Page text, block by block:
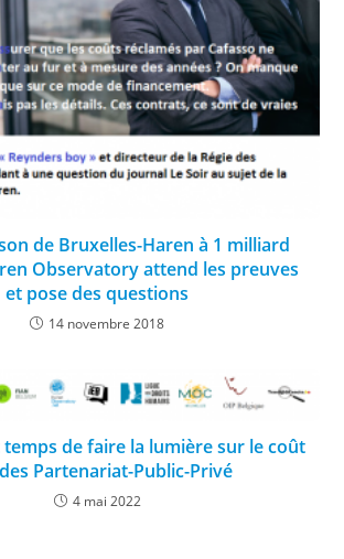
de Bruxelles-Haren à 1 milliard
Observatory attend les preuves
et pose des questions
14 novembre 2018
temps de faire la lumière sur le coût
Partenariat-Public-Privé
4 mai 2022